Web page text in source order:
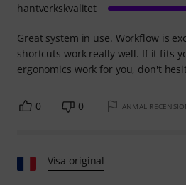
Great system in use. Workflow is
shortcuts work really well. If it fits
ergonomics work for you, don't
hantverkskvalitet
0 0 ANMÄL
Visa original